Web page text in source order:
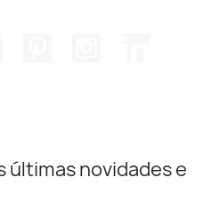
últimas novidades e